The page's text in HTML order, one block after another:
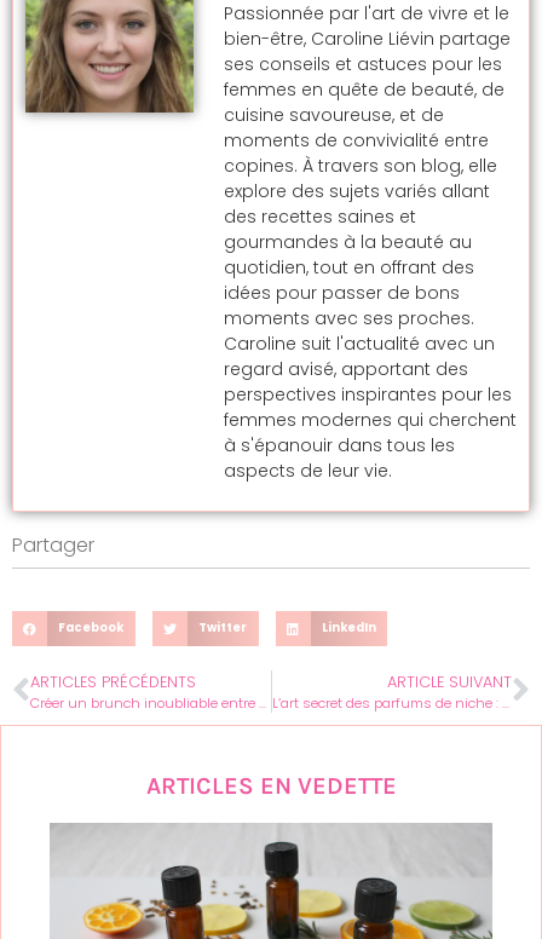
Passionnée par l'art de vivre et le
bien-être, Caroline Liévin partage
ses conseils et astuces pour les
femmes en quête de beauté, de
cuisine savoureuse, et de
moments de convivialité entre
copines. À travers son blog, elle
explore des sujets variés allant
des recettes saines et
gourmandes à la beauté au
quotidien, tout en offrant des
idées pour passer de bons
moments avec ses proches.
Caroline suit l'actualité avec un
regard avisé, apportant des
perspectives inspirantes pour les
femmes modernes qui cherchent
à s'épanouir dans tous les
aspects de leur vie.
Partager
Facebook Twitter LinkedIn
ARTICLES PRÉCÉDENTS
Créer un brunch inoubliable entre femmes : astuces et inspirations originales
ARTICLE SUIVANT
L’art secret des parfums de niche : révélations olfactives pour elle
ARTICLES EN VEDETTE